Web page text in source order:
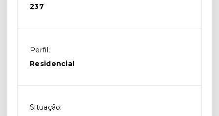
237
Perfil:
Residencial
Situação: